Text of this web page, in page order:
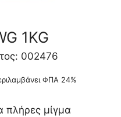
1KG
002476
ΦΠΑ 24%
πλήρες μίγμα